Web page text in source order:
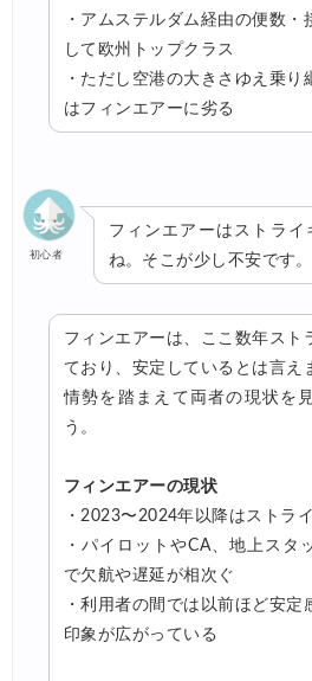
・アムステルダム経由の便数・
して欧州トップクラス
・ただし空港の大きさゆえ乗り
はフィンエアーに劣る
初心者
フィンエアーはストライ
ね。そこが少し不安です。
フィンエアーは、ここ数年スト
ており、安定しているとは言え
情勢を踏まえて両者の現状を
う。
フィンエアーの現状
・2023〜2024年以降はストラ
・パイロットやCA、地上スタ
で欠航や遅延が相次ぐ
・利用者の間では以前ほど安定
印象が広がっている